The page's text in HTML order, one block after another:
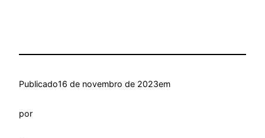
Publicado16 de novembro de 2023em
por